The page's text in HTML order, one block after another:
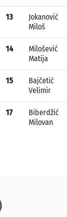
13
Jokanović
Miloš
14
Milošević
Matija
15
Bajčetić
Velimir
17
Biberdžić
Milovan